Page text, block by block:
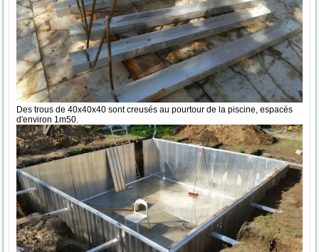
Des trous de 40x40x40 sont creusés au pourtour de la piscine, espacés
d'environ 1m50.